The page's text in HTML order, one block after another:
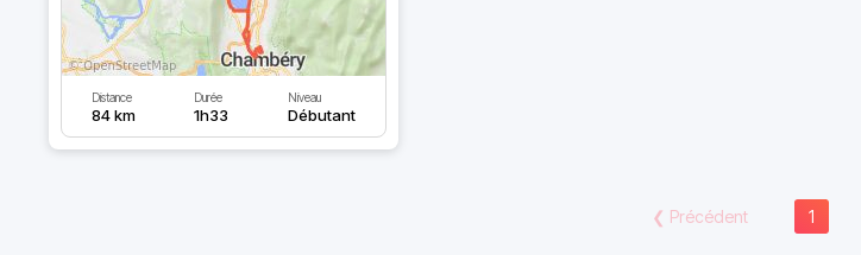
Distance
84 km
Durée
1h33
Niveau
Débutant
❮ Précédent 1